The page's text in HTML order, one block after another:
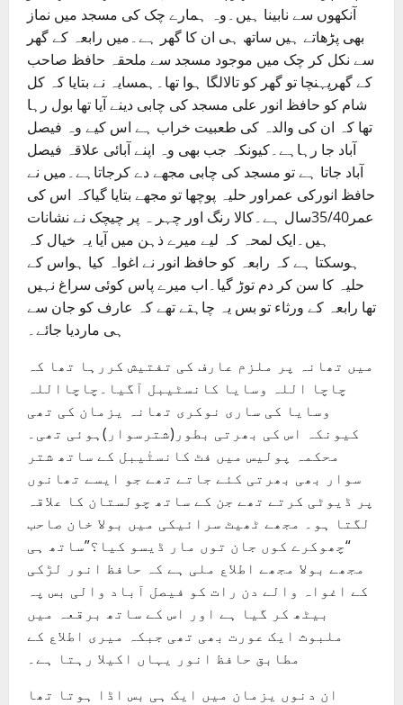
آنکھوں سے نابینا ہیں۔وہ ہمارے چک کی مسجد میں نماز
بھی پڑھاتے ہیں ساتھ ہی ان کا گھر ہے۔میں رابعہ کے گھر
سے نکل کر چک میں موجود مسجد سے ملحقہ حافظ صاحب
کے گھرپہنچا تو گھر کو تالالگا ہوا تھا۔ہمسایہ نے بتایا کہ کل
شام کو حافظ انور علی مسجد کی چابی دینے آیا تھا بول رہا
تھا کہ ان کی والدہ کی طعبیت خراب ہے اس کیے وہ فیصل
آباد جا رہاہے۔کیونکہ جب بھی وہ اپنے آبائی علاقہ فیصل
آباد جاتا ہے تو مسجد کی چابی مجھے دے کرجاتاہے۔میں نے
حافظ انورکی عمراور حلیہ پوچھا تو مجھے بتایا گیاکہ اس کی
عمر35/40سال ہے۔کالا رنگ اور چہر ہ پر چیچک نے نشانات
ہیں۔ایک لمحہ کہ لیے میرے ذہن میں آیا یہ خیال کہ
ہوسکتا ہے کہ رابعہ کو حافظ انور نے اغواہ کیا ہواس کے
حلیہ کا سن کر دم توڑ گیا۔اب میرے پاس کوئی سراغ نہیں
تھا رابعہ کے ورثاء تو بس یہ چاہتے تھے کہ عارف کو جان سے
ہی ماردیا جائے۔
میں تھانہ پر ملزم عارف کی تفتیش کررہا تھا کہ
چاچا اللہ وسایا کانسٹیبل آگیا۔چاچااللہ
وسایا کی ساری نوکری تھانہ یزمان کی تھی
کیونکہ اس کی بھرتی بطور(شترسوار)ہوئی تھی۔
محکمہ پولیس میں فٹ کانسٹٰیبل کے ساتھ شتر
سوار بھی بھرتی کئے جاتے تھے جو ایسے تھانوں
پر ڈیوٹی کرتے تھے جن کے ساتھ چولستان کا علاقہ
لگتا ہو۔ مجھے ٹھیٹ سرائیکی میں بولا خان صاحب
“چھوکرے کوں جان توں مار ڈیسو کیا؟”ساتھ ہی
مجھے بولا مجھے اطلاع ملی ہے کہ حافظ انور لڑکی
کے اغواہ والے دن رات کو فیصل آباد والی بس پہ
بیٹھ کر گیا ہے اور اس کے ساتھ برقعہ میں
ملبوث ایک عورت بھی تھی جبکہ میری اطلاع کے
مطابق حافظ انور یہاں اکیلا رہتا ہے۔
ان دنوں یزمان میں ایک ہی بس اڈا ہوتا تھا